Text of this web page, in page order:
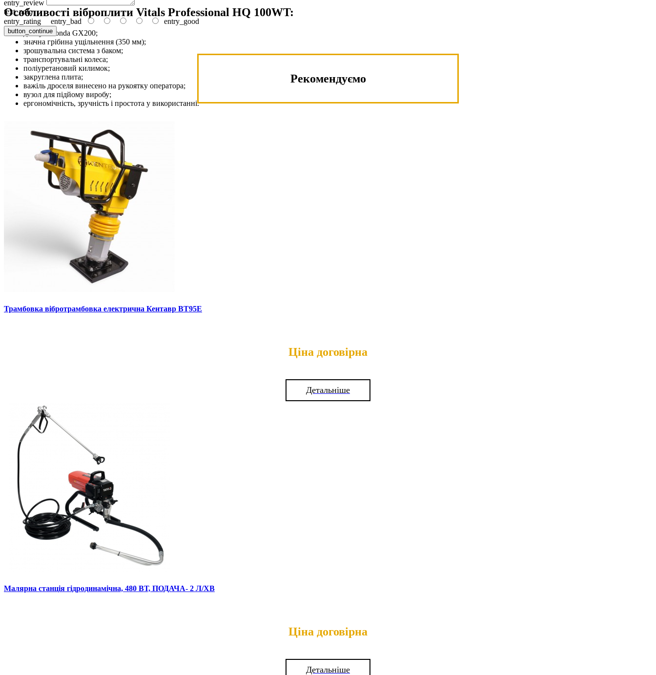
Особливості віброплити Vitals Professional HQ 100WT:
двигун Honda GX200;
значна грібина ущільнення (350 мм);
зрошувальна система з баком;
транспортувальні колеса;
поліуретановий килимок;
закруглена плита;
важіль дроселя винесено на рукоятку оператора;
вузол для підйому виробу;
ергономічність, зручність і простота у використанні.
entry_review
text_note
entry_rating entry_bad entry_good
button_continue
Рекомендуємо
Трамбовка вібротрамбовка електрична Кентавр ВТ95Е
Ціна договірна
Детальніше
Малярна станція гідродинамічна, 480 ВТ, ПОДАЧА- 2 Л/ХВ
Ціна договірна
Детальніше